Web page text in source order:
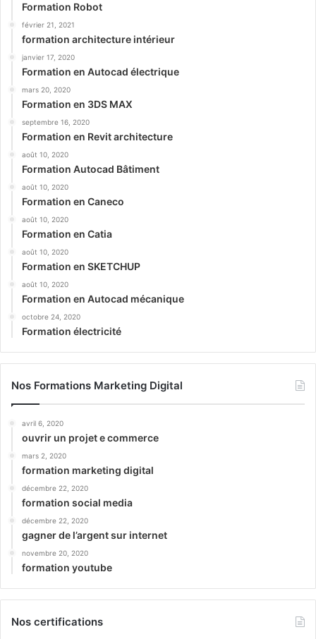
Formation Robot
février 21, 2021
formation architecture intérieur
janvier 17, 2020
Formation en Autocad électrique
mars 20, 2020
Formation en 3DS MAX
septembre 16, 2020
Formation en Revit architecture
août 10, 2020
Formation Autocad Bâtiment
août 10, 2020
Formation en Caneco
août 10, 2020
Formation en Catia
août 10, 2020
Formation en SKETCHUP
août 10, 2020
Formation en Autocad mécanique
octobre 24, 2020
Formation électricité
Nos Formations Marketing Digital
avril 6, 2020
ouvrir un projet e commerce
mars 2, 2020
formation marketing digital
décembre 22, 2020
formation social media
décembre 22, 2020
gagner de l’argent sur internet
novembre 20, 2020
formation youtube
Nos certifications